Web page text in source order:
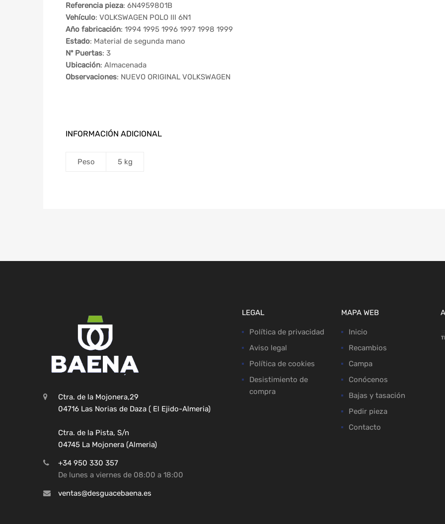
Referencia pieza: 6N4959801B
Vehículo: VOLKSWAGEN POLO III 6N1
Año fabricación: 1994 1995 1996 1997 1998 1999
Estado: Material de segunda mano
Nº Puertas: 3
Ubicación: Almacenada
Observaciones: NUEVO ORIGINAL VOLKSWAGEN
INFORMACIÓN ADICIONAL
Peso 5 kg
Ctra. de la Mojonera,29
04716 Las Norias de Daza ( El Ejido-Almeria)
Ctra. de la Pista, S/n
04745 La Mojonera (Almeria)
+34 950 330 357
De lunes a viernes de 08:00 a 18:00
ventas@desguacebaena.es
LEGAL
Política de privacidad
Aviso legal
Política de cookies
Desistimiento de
compra
MAPA WEB
Inicio
Recambios
Campa
Conócenos
Bajas y tasación
Pedir pieza
Contacto